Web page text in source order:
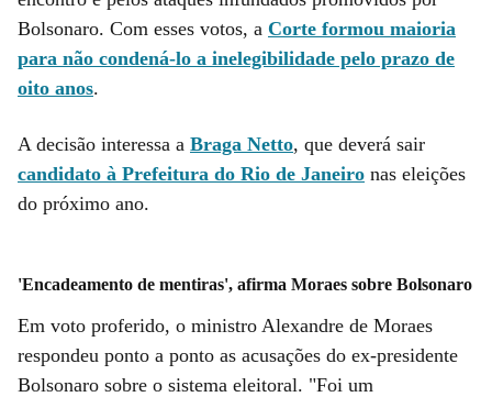
Bolsonaro. Com esses votos, a Corte formou maioria
para não condená-lo a inelegibilidade pelo prazo de
oito anos.
A decisão interessa a Braga Netto, que deverá sair
candidato à Prefeitura do Rio de Janeiro nas eleições
do próximo ano.
'Encadeamento de mentiras', afirma Moraes sobre Bolsonaro
Em voto proferido, o ministro Alexandre de Moraes
respondeu ponto a ponto as acusações do ex-presidente
Bolsonaro sobre o sistema eleitoral. "Foi um